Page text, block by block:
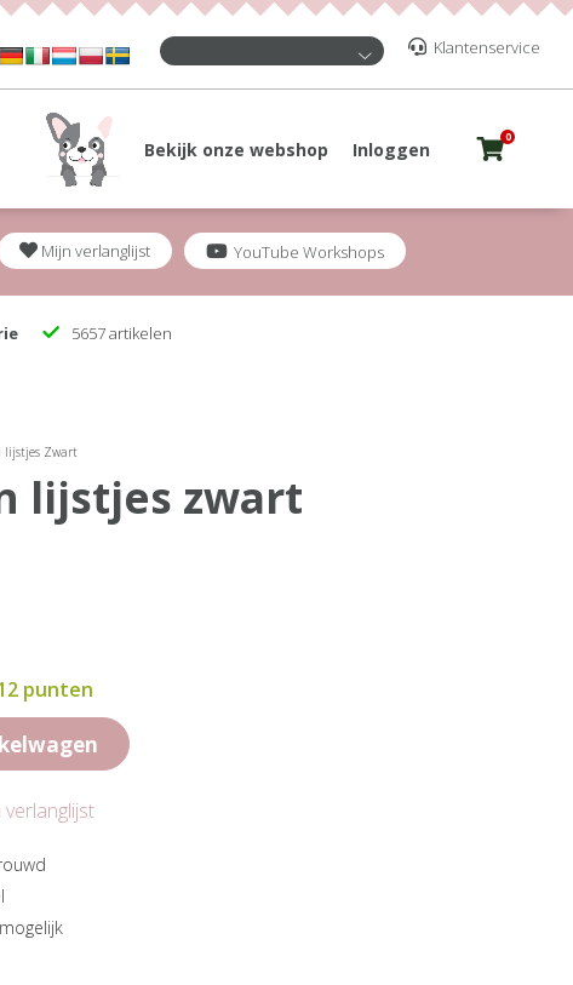
Klantenservice
Bekijk onze webshop Inloggen
0
Mijn verlanglijst YouTube Workshops
5657 artikelen
lijstjes Zwart
lijstjes zwart
punten